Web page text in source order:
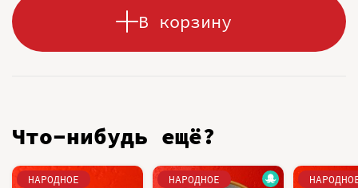
В корзину
Что-нибудь ещё?
НАРОДНОЕ НАРОДНОЕ